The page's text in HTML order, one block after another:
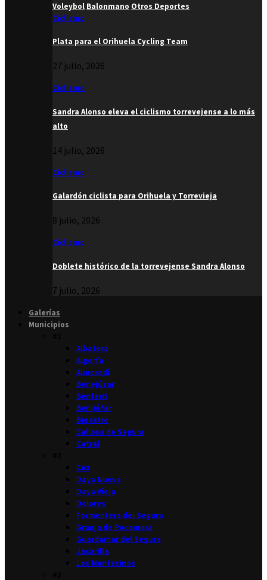
Voleybol Balonmano Otros Deportes
Ciclismo
Plata para el Orihuela Cycling Team
27 julio, 2026
Ciclismo
Sandra Alonso eleva el ciclismo torrevejense a lo más
alto
14 julio, 2026
Ciclismo
Galardón ciclista para Orihuela y Torrevieja
8 julio, 2026
Ciclismo
Doblete histórico de la torrevejense Sandra Alonso
7 julio, 2026
Galerías
Municipios
Albatera
Algorfa
Almoradí
Benejúzar
Benferri
Benijófar
Bigastro
Callosa de Segura
Catral
Cox
Daya Nueva
Daya Vieja
Dolores
Formentera del Segura
Granja de Rocamora
Guardamar del Segura
Jacarilla
Los Montesinos